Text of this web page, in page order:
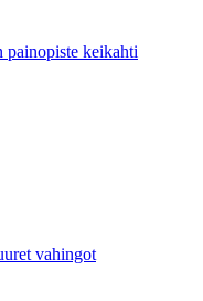
painopiste keikahti
vahingot